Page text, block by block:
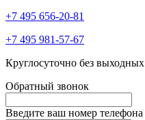
+7 495 656-20-81
+7 495 981-57-67
Круглосуточно без выходных
Обратный звонок
Введите ваш номер телефона